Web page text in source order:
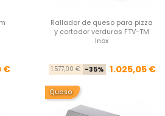
Precio base
Precio
€
Rallador de queso para pizza
y cortador verduras FTV-TM
Inox
1.577,00 € -35% 1.025,05 €
Queso